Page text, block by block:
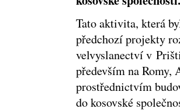
Tato aktivita, která
předchozí projekty
velvyslanectví v
především na Romy,
prostřednictvím
do kosovské